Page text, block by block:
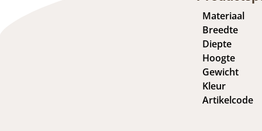
Materiaal
Breedte
Diepte
Hoogte
Gewicht
Kleur
Artikelcode